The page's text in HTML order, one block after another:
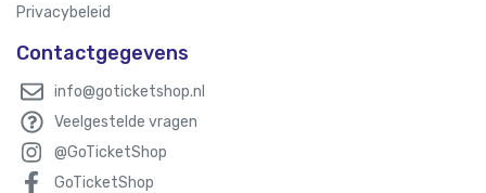
Privacybeleid
Contactgegevens
info@goticketshop.nl
Veelgestelde vragen
@GoTicketShop
GoTicketShop